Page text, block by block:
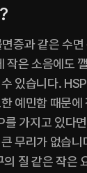
증과 같은 수면
작은 소음에도
있습니다.
예민함 때문
를 가지고 있다
무리가 없습니
질 같은 작은